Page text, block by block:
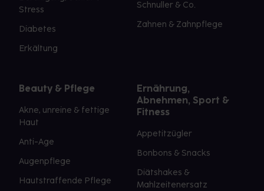
Stress
Diabetes
Erkältung
Schnuller & Co.
Zahnen & Zahnpflege
Beauty & Pflege
Akne, unreine & fettige
Haut
Anti-Age
Augenpflege
Hautstraffende Pflege
Ernährung,
Abnehmen, Sport &
Fitness
Appetitzügler
Bonbons & Snacks
Diätshakes &
Mahlzeitenersatz